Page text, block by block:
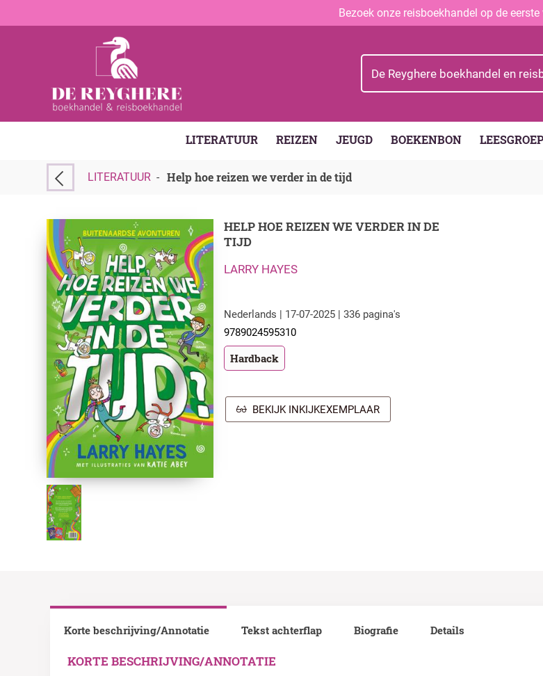
Bezoek onze reisboekhandel op de
LITERATUUR REIZEN JEUGD BOEKENBON
LITERATUUR - Help hoe reizen we verder in de tijd
HELP HOE REIZEN WE VERDER IN DE
TIJD
LARRY HAYES
Nederlands | 17-07-2025 | 336 pagina's
9789024595310
Hardback
BEKIJK INKIJKEXEMPLAAR
Korte beschrijving/Annotatie
KORTE BESCHRIJVING/ANNOTATIE
Tekst achterflap Biografie Details